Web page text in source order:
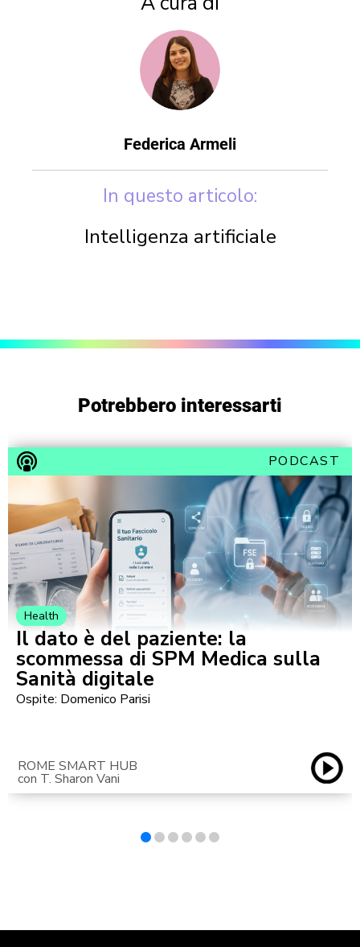
Federica Armeli
In questo articolo:
Intelligenza artificiale
Potrebbero interessarti
PODCAST
Health
Il dato è del paziente: la
scommessa di SPM Medica sulla
Sanità digitale
Ospite: Domenico Parisi
ROME SMART HUB
con T. Sharon Vani